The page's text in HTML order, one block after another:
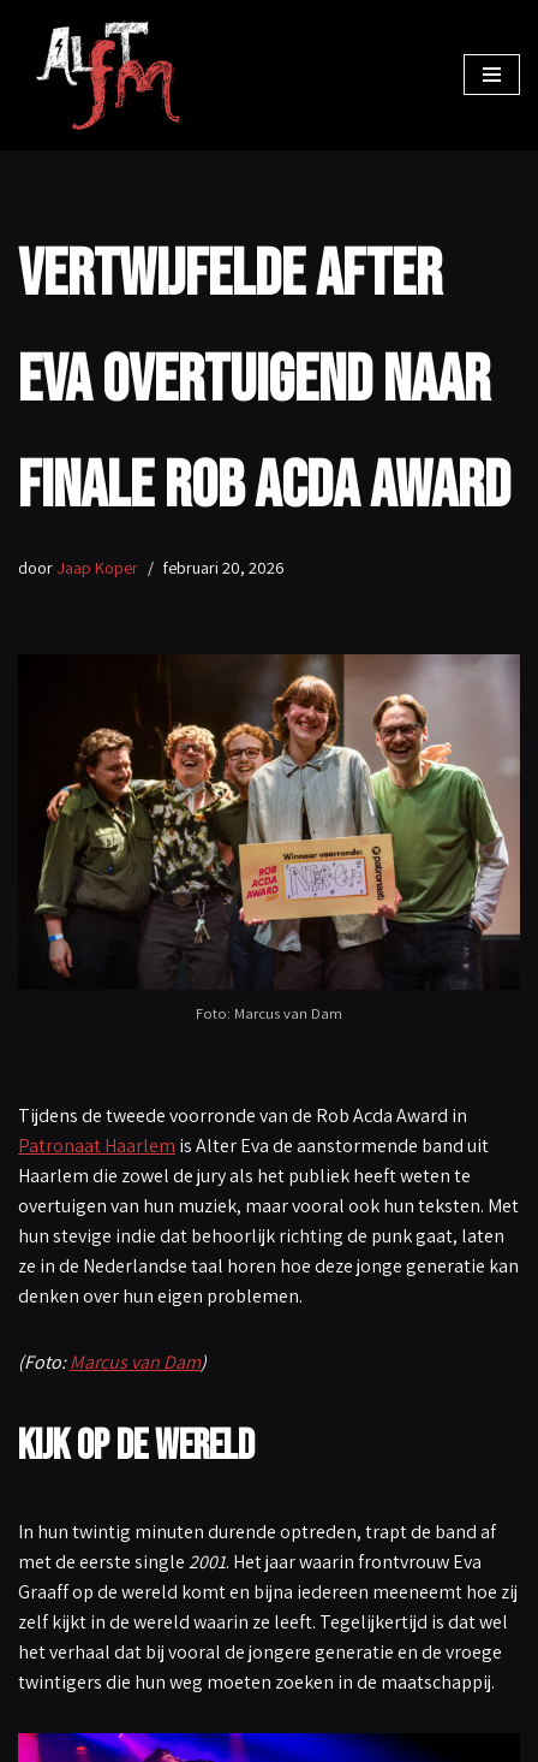
Vertwijfelde After
Eva overtuigend naar
finale Rob Acda Award
door Jaap Koper februari 20, 2026
Foto: Marcus van Dam
Tijdens de tweede voorronde van de Rob Acda Award in
Patronaat Haarlem is Alter Eva de aanstormende band uit
Haarlem die zowel de jury als het publiek heeft weten te
overtuigen van hun muziek, maar vooral ook hun teksten. Met
hun stevige indie dat behoorlijk richting de punk gaat, laten
ze in de Nederlandse taal horen hoe deze jonge generatie kan
denken over hun eigen problemen.
(Foto:Marcus van Dam)
Kijk op de wereld
In hun twintig minuten durende optreden, trapt de band af
met de eerste single2001. Het jaar waarin frontvrouw Eva
Graaff op de wereld komt en bijna iedereen meeneemt hoe zij
zelf kijkt in de wereld waarin ze leeft. Tegelijkertijd is dat wel
het verhaal dat bij vooral de jongere generatie en de vroege
twintigers die hun weg moeten zoeken in de maatschappij.